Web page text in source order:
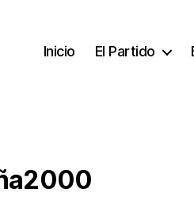
Inicio El Partido